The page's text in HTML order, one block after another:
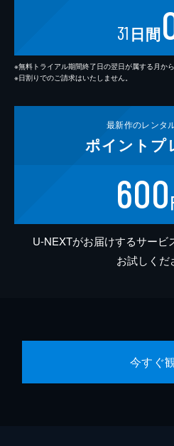
31 日間
※無料トライアル期間終了日の翌日が属する月か
※日割りでのご請求はいたしません。
最新作のレンタ
ポイント プ
600
U-NEXTがお届けするサービ
お試しくだ
今すぐ